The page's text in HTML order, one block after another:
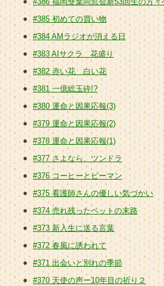
#385 初めての買い物
#384 AMラジオが消える日
#383 AIサクラ 花盛り
#382 赤い花 白い花
#381 一億総玉砕!?
#380 運命と因果応報(3)
#379 運命と因果応報(2)
#378 運命と因果応報(1)
#377 さよなら、ツンドラ
#376 コーヒーとピーマン
#375 看護師さんの優しい気づかい
#374 売れ残ったペットの末路
#373 新入生に送る言葉
#372 春風に誘われて
#371 出会いと別れの季節
#370 天使の声ー10年目の祈り２